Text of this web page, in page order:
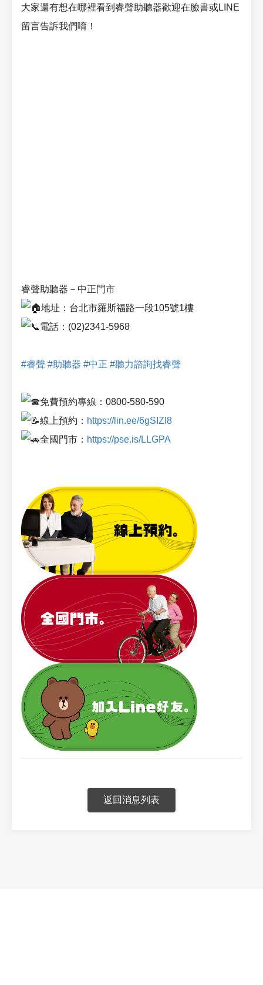
大家還有想在哪裡看到睿聲助聽器歡迎在臉書或LINE
留言告訴我們唷！
睿聲助聽器－中正門市
地址：台北市羅斯福路一段105號1樓
電話：(02)2341-5968
#睿聲 #助聽器 #中正 #聽力諮詢找睿聲
免費預約專線：0800-580-590
線上預約： https://lin.ee/6gSIZI8
全國門市： https://pse.is/LLGPA
返回消息列表